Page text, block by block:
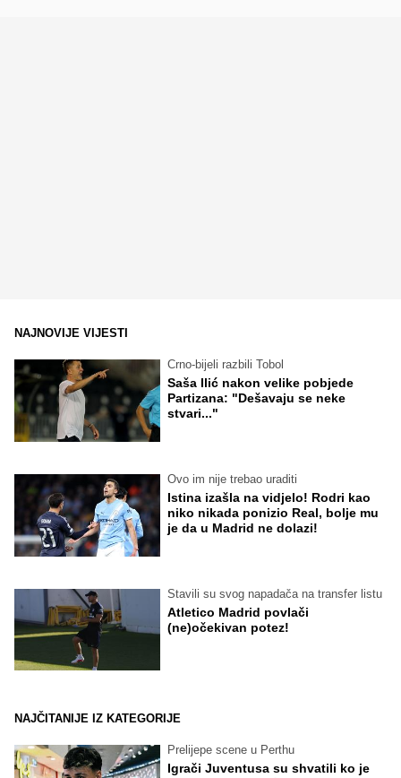
NAJNOVIJE VIJESTI
Crno-bijeli razbili Tobol
Saša Ilić nakon velike pobjede
Partizana: "Dešavaju se neke
stvari..."
Ovo im nije trebao uraditi
Istina izašla na vidjelo! Rodri kao
niko nikada ponizio Real, bolje mu
je da u Madrid ne dolazi!
Stavili su svog napadača na transfer listu
Atletico Madrid povlači
(ne)očekivan potez!
NAJČITANIJE IZ KATEGORIJE
Prelijepe scene u Perthu
Igrači Juventusa su shvatili ko je